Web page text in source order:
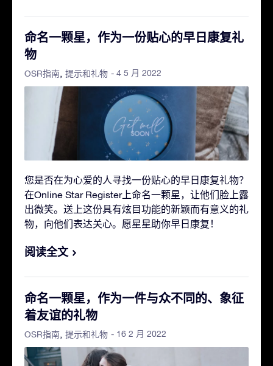
命名一颗星，作为一份贴心的早日康复礼
物
OSR指南 提示和礼物 - 4 5 月 2022
您是否在为心爱的人寻找一份贴心的早日康复礼物？
在Online Star Register上命名一颗星，让他们脸上露
出微笑。送上这份具有炫目功能的新颖而有意义的礼
物，向他们表达关心。愿星星助你早日康复！
阅读全文
命名一颗星，作为一件与众不同的、象征
着友谊的礼物
OSR指南 提示和礼物 - 16 2 月 2022